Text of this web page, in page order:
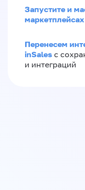
Запустите и
маркетплейсах
Перенесем
inSales с
и интеграций